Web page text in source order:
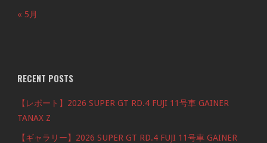
« 5月
RECENT POSTS
【レポート】2026 SUPER GT RD.4 FUJI 11号車 GAINER
TANAX Z
【ギャラリー】2026 SUPER GT RD.4 FUJI 11号車 GAINER